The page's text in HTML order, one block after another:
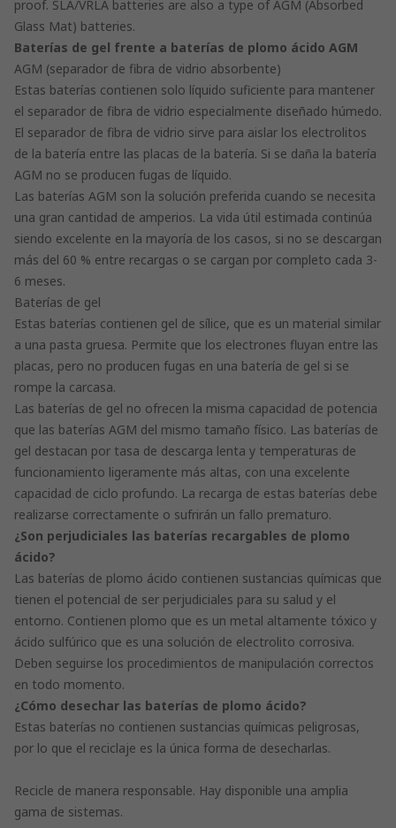
proof. SLA/VRLA batteries are also a type of AGM (Absorbed
Glass Mat) batteries.
Baterías de gel frente a baterías de plomo ácido AGM
AGM (separador de fibra de vidrio absorbente)
Estas baterías contienen solo líquido suficiente para mantener
el separador de fibra de vidrio especialmente diseñado húmedo.
El separador de fibra de vidrio sirve para aislar los electrolitos
de la batería entre las placas de la batería. Si se daña la batería
AGM no se producen fugas de líquido.
Las baterías AGM son la solución preferida cuando se necesita
una gran cantidad de amperios. La vida útil estimada continúa
siendo excelente en la mayoría de los casos, si no se descargan
más del 60 % entre recargas o se cargan por completo cada 3-
6 meses.
Baterías de gel
Estas baterías contienen gel de sílice, que es un material similar
a una pasta gruesa. Permite que los electrones fluyan entre las
placas, pero no producen fugas en una batería de gel si se
rompe la carcasa.
Las baterías de gel no ofrecen la misma capacidad de potencia
que las baterías AGM del mismo tamaño físico. Las baterías de
gel destacan por tasa de descarga lenta y temperaturas de
funcionamiento ligeramente más altas, con una excelente
capacidad de ciclo profundo. La recarga de estas baterías debe
realizarse correctamente o sufrirán un fallo prematuro.
¿Son perjudiciales las baterías recargables de plomo
ácido?
Las baterías de plomo ácido contienen sustancias químicas que
tienen el potencial de ser perjudiciales para su salud y el
entorno. Contienen plomo que es un metal altamente tóxico y
ácido sulfúrico que es una solución de electrolito corrosiva.
Deben seguirse los procedimientos de manipulación correctos
en todo momento.
¿Cómo desechar las baterías de plomo ácido?
Estas baterías no contienen sustancias químicas peligrosas,
por lo que el reciclaje es la única forma de desecharlas.
Recicle de manera responsable. Hay disponible una amplia
gama de sistemas.